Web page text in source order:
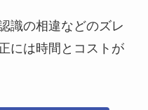
識の相違などのズレ
には時間とコストが